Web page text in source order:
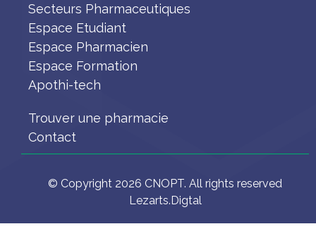
Secteurs Pharmaceutiques
Espace Etudiant
Espace Pharmacien
Espace Formation
Apothi-tech
Trouver une pharmacie
Contact
© Copyright 2026 CNOPT. All rights reserved
Lezarts.Digtal